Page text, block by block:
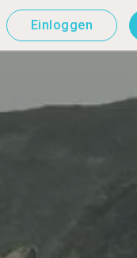
Einloggen